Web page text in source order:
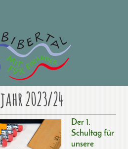
2023/24
Der 1.
Schultag für
unsere